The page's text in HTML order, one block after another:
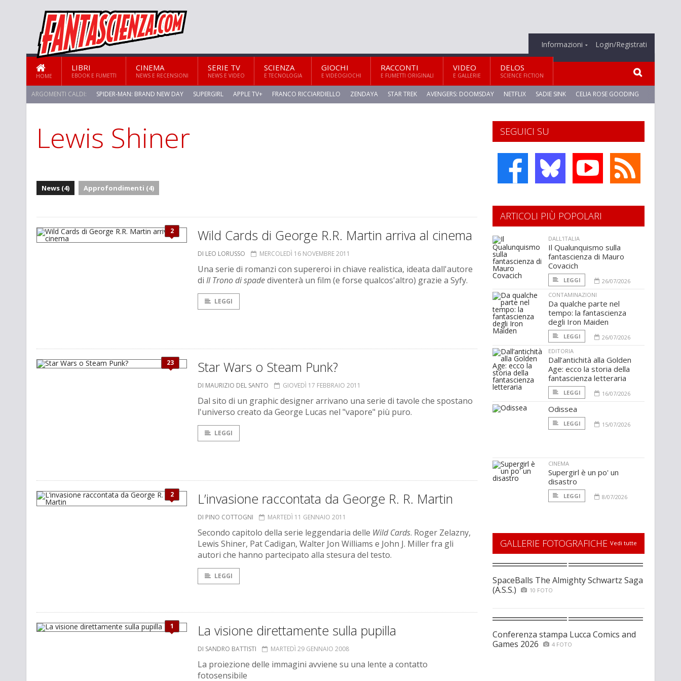
Informazioni Login/Registrati
HOME
LIBRI
EBOOK E FUMETTI
CINEMA
NEWS E RECENSIONI
SERIE TV
NEWS E VIDEO
SCIENZA
E TECNOLOGIA
GIOCHI
E VIDEOGIOCHI
RACCONTI
E FUMETTI ORIGINALI
VIDEO
E GALLERIE
DELOS
SCIENCE FICTION
ARGOMENTI CALDI: SPIDER-MAN: BRAND NEW DAY SUPERGIRL APPLE TV+ FRANCO RICCIARDIELLO ZENDAYA STAR TREK AVENGERS: DOOMSDAY NETFLIX SADIE SINK CELIA ROSE GOODING
Lewis Shiner
News (4) Approfondimenti (4)
2 Wild Cards di George R.R. Martin arriva al cinema
DI LEO LORUSSO MERCOLEDÌ 16 NOVEMBRE 2011
Una serie di romanzi con supereroi in chiave realistica, ideata dall'autore
di Il Trono di spadediventerà un film (e forse qualcos'altro) grazie a Syfy.
LEGGI
23 Star Wars o Steam Punk?
DI MAURIZIO DEL SANTO GIOVEDÌ 17 FEBBRAIO 2011
Dal sito di un graphic designer arrivano una serie di tavole che spostano
l'universo creato da George Lucas nel "vapore" più puro.
LEGGI
2 L’invasione raccontata da George R. R. Martin
DI PINO COTTOGNI MARTEDÌ 11 GENNAIO 2011
Secondo capitolo della serie leggendaria delle Wild Cards. Roger Zelazny,
Lewis Shiner, Pat Cadigan, Walter Jon Williams e John J. Miller fra gli
autori che hanno partecipato alla stesura del testo.
LEGGI
1 La visione direttamente sulla pupilla
DI SANDRO BATTISTI MARTEDÌ 29 GENNAIO 2008
La proiezione delle immagini avviene su una lente a contatto
fotosensibile
SEGUICI SU
ARTICOLI PIÙ POPOLARI
DALL'ITALIA
Il Qualunquismo sulla
fantascienza di Mauro
Covacich
LEGGI
26/07/2026
CONTAMINAZIONI
Da qualche parte nel
tempo: la fantascienza
degli Iron Maiden
LEGGI
26/07/2026
EDITORIA
Dall’antichità alla Golden
Age: ecco la storia della
fantascienza letteraria
LEGGI 16/07/2026
Odissea
LEGGI 15/07/2026
CINEMA
Supergirl è un po' un
disastro
LEGGI 8/07/2026
GALLERIE FOTOGRAFICHE Vedi tutte
SpaceBalls The Almighty Schwartz Saga
(A.S.S.)
10 FOTO
Conferenza stampa Lucca Comics and
Games 2026
4 FOTO